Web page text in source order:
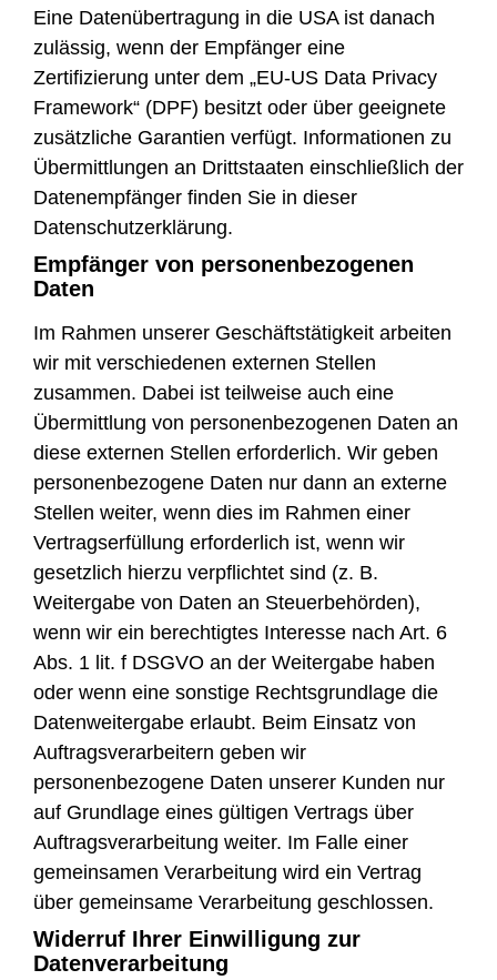
Eine Datenübertragung in die USA ist danach
zulässig, wenn der Empfänger eine
Zertifizierung unter dem „EU-US Data Privacy
Framework“ (DPF) besitzt oder über geeignete
zusätzliche Garantien verfügt. Informationen zu
Übermittlungen an Drittstaaten einschließlich der
Datenempfänger finden Sie in dieser
Datenschutzerklärung.
Empfänger von personenbezogenen
Daten
Im Rahmen unserer Geschäftstätigkeit arbeiten
wir mit verschiedenen externen Stellen
zusammen. Dabei ist teilweise auch eine
Übermittlung von personenbezogenen Daten an
diese externen Stellen erforderlich. Wir geben
personenbezogene Daten nur dann an externe
Stellen weiter, wenn dies im Rahmen einer
Vertragserfüllung erforderlich ist, wenn wir
gesetzlich hierzu verpflichtet sind (z. B.
Weitergabe von Daten an Steuerbehörden),
wenn wir ein berechtigtes Interesse nach Art. 6
Abs. 1 lit. f DSGVO an der Weitergabe haben
oder wenn eine sonstige Rechtsgrundlage die
Datenweitergabe erlaubt. Beim Einsatz von
Auftragsverarbeitern geben wir
personenbezogene Daten unserer Kunden nur
auf Grundlage eines gültigen Vertrags über
Auftragsverarbeitung weiter. Im Falle einer
gemeinsamen Verarbeitung wird ein Vertrag
über gemeinsame Verarbeitung geschlossen.
Widerruf Ihrer Einwilligung zur
Datenverarbeitung